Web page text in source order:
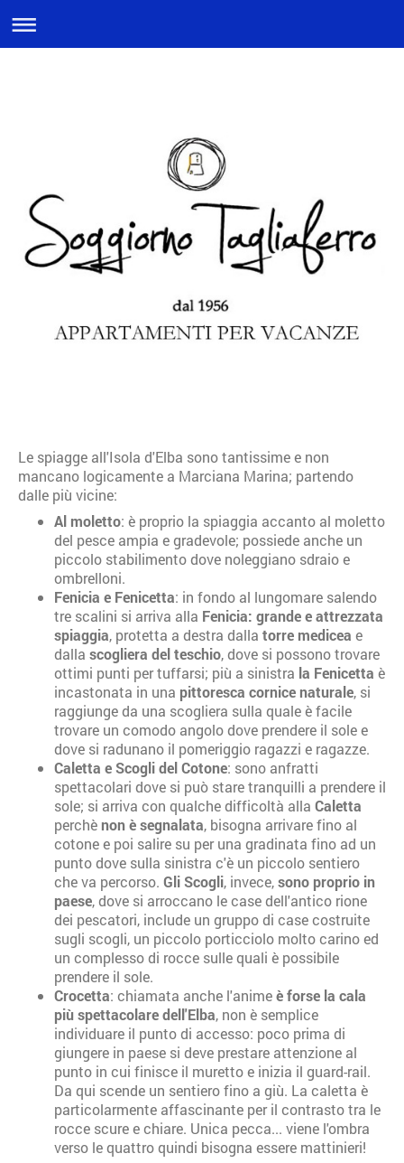
Le spiagge all'Isola d'Elba sono tantissime e non
mancano logicamente a Marciana Marina; partendo
dalle più vicine:
Al moletto: è proprio la spiaggia accanto al moletto
del pesce ampia e gradevole; possiede anche un
piccolo stabilimento dove noleggiano sdraio e
ombrelloni.
Fenicia e Fenicetta: in fondo al lungomare salendo
tre scalini si arriva alla Fenicia: grande e attrezzata
spiaggia, protetta a destra dalla torre medicea e
dalla scogliera del teschio, dove si possono trovare
ottimi punti per tuffarsi; più a sinistra la Fenicetta è
incastonata in una pittoresca cornice naturale, si
raggiunge da una scogliera sulla quale è facile
trovare un comodo angolo dove prendere il sole e
dove si radunano il pomeriggio ragazzi e ragazze.
Caletta e Scogli del Cotone: sono anfratti
spettacolari dove si può stare tranquilli a prendere il
sole; si arriva con qualche difficoltà alla Caletta
perchè non è segnalata, bisogna arrivare fino al
cotone e poi salire su per una gradinata fino ad un
punto dove sulla sinistra c'è un piccolo sentiero
che va percorso. Gli Scogli, invece,sono proprio in
paese, dove si arroccano le case dell'antico rione
dei pescatori, include un gruppo di case costruite
sugli scogli, un piccolo porticciolo molto carino ed
un complesso di rocce sulle quali è possibile
prendere il sole.
Crocetta: chiamata anche l'animeè forse la cala
più spettacolare dell'Elba, non è semplice
individuare il punto di accesso: poco prima di
giungere in paese si deve prestare attenzione al
punto in cui finisce il muretto e inizia il guard-rail.
Da qui scende un sentiero fino a giù. La caletta è
particolarmente affascinante per il contrasto tra le
rocce scure e chiare. Unica pecca... viene l'ombra
verso le quattro quindi bisogna essere mattinieri!